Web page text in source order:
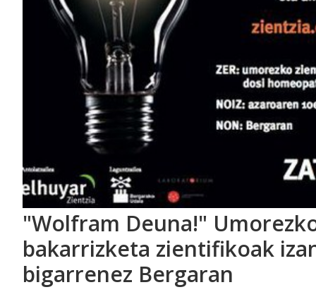
"Wolfram Deuna!"
bakarrizketa zientifikoak
bigarrenez Bergaran